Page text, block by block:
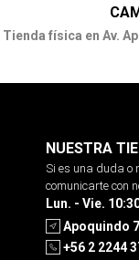
Tienda física en Av.
NUESTRA
Si es una duda o
comunicarte con
Lun. - Vie.
Apoquindo
+56 2 2244